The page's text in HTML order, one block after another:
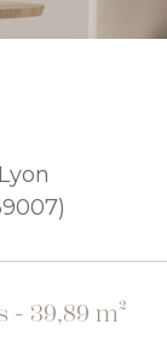
Lyon
- 39,89 m²